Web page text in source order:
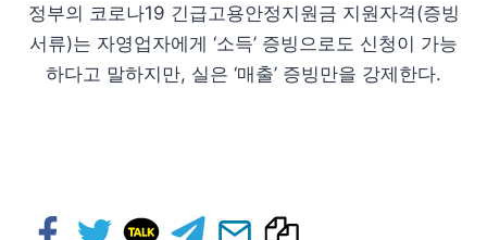
정부의 코로나19 긴급고용안정지원금 지원자격(증빙
서류)는 자영업자에게 ‘소득’ 증빙으로도 신청이 가능
하다고 말하지만, 실은 ‘매출’ 증빙만을 강제한다.